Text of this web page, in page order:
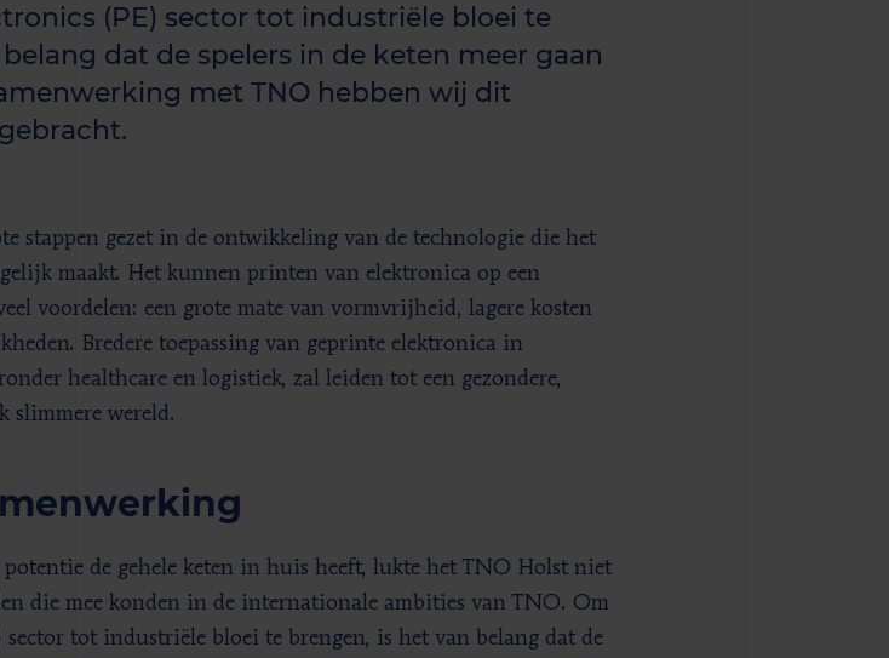
(PE) sector tot industriële bloei te
dat de spelers in de keten meer gaan
met TNO hebben wij dit
stappen gezet in de ontwikkeling van de technologie die het
maakt. Het kunnen printen van elektronica op een
voordelen: een grote mate van vormvrijheid, lagere kosten
Bredere toepassing van geprinte elektronica in
healthcare en logistiek, zal leiden tot een gezondere,
slimmere wereld.
de gehele keten in huis heeft, lukte het TNO Holst niet
die mee konden in de internationale ambities van TNO. Om
tot industriële bloei te brengen, is het van belang dat de